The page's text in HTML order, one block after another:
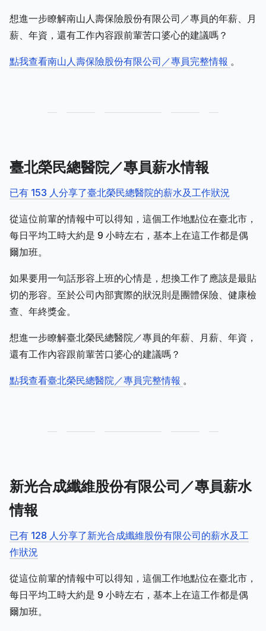
想進一步瞭解南山人壽保險股份有限公司／專員的年薪、月
薪、年資，還有工作內容跟前輩苦口婆心的建議嗎？
點我查看南山人壽保險股份有限公司／專員完整情報 。
臺北榮民總醫院／專員薪水情報
已有 153 人分享了臺北榮民總醫院的薪水及工作狀況
從這位前輩的情報中可以得知，這個工作地點位在臺北市，
每日平均工時大約是 9 小時左右，基本上在這工作都是偶
爾加班。
如果要用一句話形容上班的心情是，想換工作了應該是最貼
切的形容。至於公司內部實際的狀況則是團體保險、健康檢
查、年終獎金。
想進一步瞭解臺北榮民總醫院／專員的年薪、月薪、年資，
還有工作內容跟前輩苦口婆心的建議嗎？
點我查看臺北榮民總醫院／專員完整情報 。
新光合成纖維股份有限公司／專員薪水
情報
已有 128 人分享了新光合成纖維股份有限公司的薪水及工
作狀況
從這位前輩的情報中可以得知，這個工作地點位在臺北市，
每日平均工時大約是 9 小時左右，基本上在這工作都是偶
爾加班。